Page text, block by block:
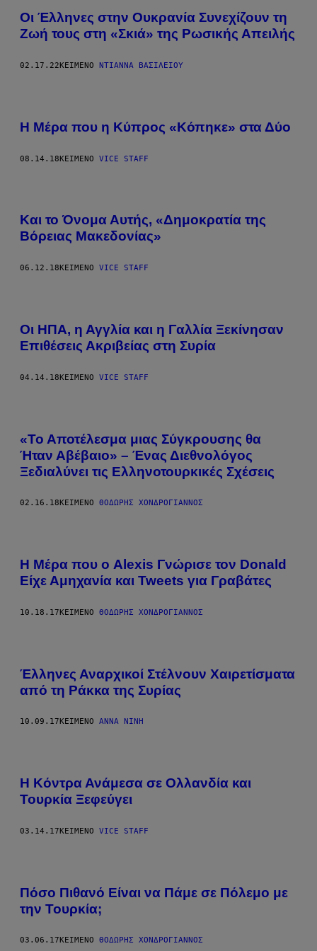
Οι Έλληνες στην Ουκρανία Συνεχίζουν τη
Ζωή τους στη «Σκιά» της Ρωσικής Απειλής
02.17.22 ΚΕΊΜΕΝΟ ΝΤΙΆΝΝΑ ΒΑΣΙΛΕΊΟΥ
Η Μέρα που η Κύπρος «Κόπηκε» στα Δύο
08.14.18ΚΕΊΜΕΝΟ VICE STAFF
Και το Όνομα Αυτής, «Δημοκρατία της
Βόρειας Μακεδονίας»
06.12.18 ΚΕΊΜΕΝΟ VICE STAFF
Οι ΗΠΑ, η Αγγλία και η Γαλλία Ξεκίνησαν
Επιθέσεις Ακριβείας στη Συρία
04.14.18ΚΕΊΜΕΝΟ VICE STAFF
«Το Αποτέλεσμα μιας Σύγκρουσης θα
Ήταν Αβέβαιο» – Ένας Διεθνολόγος
Ξεδιαλύνει τις Ελληνοτουρκικές Σχέσεις
02.16.18 ΚΕΊΜΕΝΟ ΘΟΔΩΡΉΣ ΧΟΝΔΡΌΓΙΑΝΝΟΣ
Η Μέρα που ο Alexis Γνώρισε τον Donald
Είχε Αμηχανία και Tweets για Γραβάτες
10.18.17ΚΕΊΜΕΝΟ ΘΟΔΩΡΉΣ ΧΟΝΔΡΌΓΙΑΝΝΟΣ
Έλληνες Αναρχικοί Στέλνουν Χαιρετίσματα
από τη Ράκκα της Συρίας
10.09.17 ΚΕΊΜΕΝΟ ΆΝΝΑ ΝΊΝΗ
Η Κόντρα Ανάμεσα σε Ολλανδία και
Τουρκία Ξεφεύγει
03.14.17ΚΕΊΜΕΝΟ VICE STAFF
Πόσο Πιθανό Είναι να Πάμε σε Πόλεμο με
την Τουρκία;
03.06.17 ΚΕΊΜΕΝΟ ΘΟΔΩΡΉΣ ΧΟΝΔΡΌΓΙΑΝΝΟΣ